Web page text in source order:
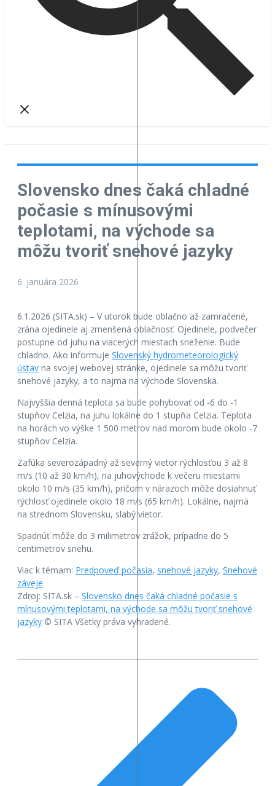
Slovensko dnes čaká chladné
počasie s mínusovými
teplotami, na východe sa
môžu tvoriť snehové jazyky
6. januára 2026
6.1.2026 (SITA.sk) – V utorok bude oblačno až zamračené,
zrána ojedinele aj zmenšená oblačnosť. Ojedinele, podvečer
postupne od juhu na viacerých miestach sneženie. Bude
chladno. Ako informuje Slovenský hydrometeorologický
ústav na svojej webovej stránke, ojedinele sa môžu tvoriť
snehové jazyky, a to najmä na východe Slovenska.
Najvyššia denná teplota sa bude pohybovať od -6 do -1
stupňov Celzia, na juhu lokálne do 1 stupňa Celzia. Teplota
na horách vo výške 1 500 metrov nad morom bude okolo -7
stupňov Celzia.
Zafúka severozápadný až severný vietor rýchlosťou 3 až 8
m/s (10 až 30 km/h), na juhovýchode k večeru miestami
okolo 10 m/s (35 km/h), pričom v nárazoch môže dosiahnuť
rýchlosť ojedinele okolo 18 m/s (65 km/h). Lokálne, najmä
na strednom Slovensku, slabý vietor.
Spadnúť môže do 3 milimetrov zrážok, prípadne do 5
centimetrov snehu.
Viac k témam: Predpoveď počasia, snehové jazyky, Snehové
záveje
Zdroj: SITA.sk – Slovensko dnes čaká chladné počasie s
mínusovými teplotami, na východe sa môžu tvoriť snehové
jazyky © SITA Všetky práva vyhradené.